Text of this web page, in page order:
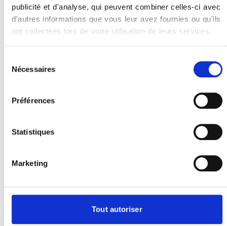
publicité et d'analyse, qui peuvent combiner celles-ci avec
d'autres informations que vous leur avez fournies ou qu'ils
ont collectées lors de votre utilisation de leurs services.
Nécessaires
Préférences
Statistiques
Marketing
Tout autoriser
Votre examen de densitométrie
L'ostéodensitométrie est un examen
mesurer la densité minérale osseuse.
des os et à dépister l'ostéoporose.
utilisant de très faibles doses de rayons
X. Le patient est allongé sur une table, et
zones comme les hanches, la colonne
vertébrale ou l'avant-bras. L'examen est